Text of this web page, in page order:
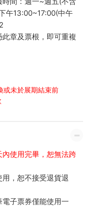
午13:00~17:00(中午
章及票根，即可重複
或未於展期結束前
使用完畢，恕無法跨
，恕不接受退貨退
子票券僅能使用一